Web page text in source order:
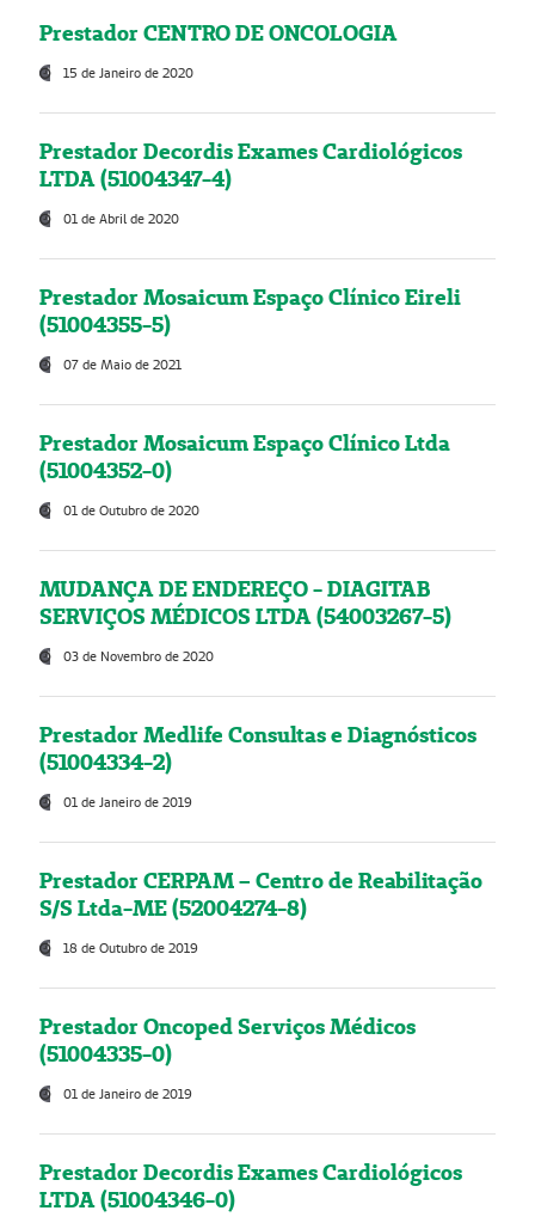
Prestador CENTRO DE ONCOLOGIA
15 de Janeiro de 2020
Prestador Decordis Exames Cardiológicos
LTDA (51004347-4)
01 de Abril de 2020
Prestador Mosaicum Espaço Clínico Eireli
(51004355-5)
07 de Maio de 2021
Prestador Mosaicum Espaço Clínico Ltda
(51004352-0)
01 de Outubro de 2020
MUDANÇA DE ENDEREÇO - DIAGITAB
SERVIÇOS MÉDICOS LTDA (54003267-5)
03 de Novembro de 2020
Prestador Medlife Consultas e Diagnósticos
(51004334-2)
01 de Janeiro de 2019
Prestador CERPAM – Centro de Reabilitação
S/S Ltda-ME (52004274-8)
18 de Outubro de 2019
Prestador Oncoped Serviços Médicos
(51004335-0)
01 de Janeiro de 2019
Prestador Decordis Exames Cardiológicos
LTDA (51004346-0)